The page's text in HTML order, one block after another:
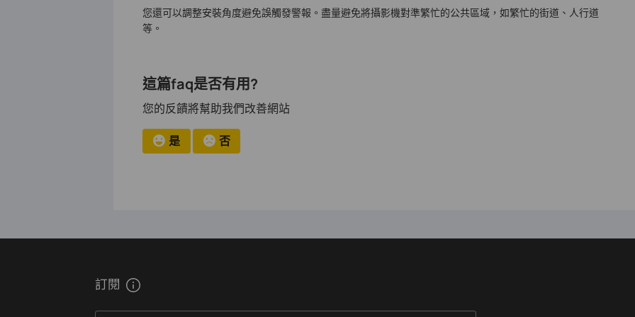
您還可以調整安裝角度避免誤觸發警報。盡量避免將攝影機對準繁忙的公共區域，如繁忙的街道、人行道
等。
這篇faq是否有用?
您的反饋將幫助我們改善網站
是 否
訂閱